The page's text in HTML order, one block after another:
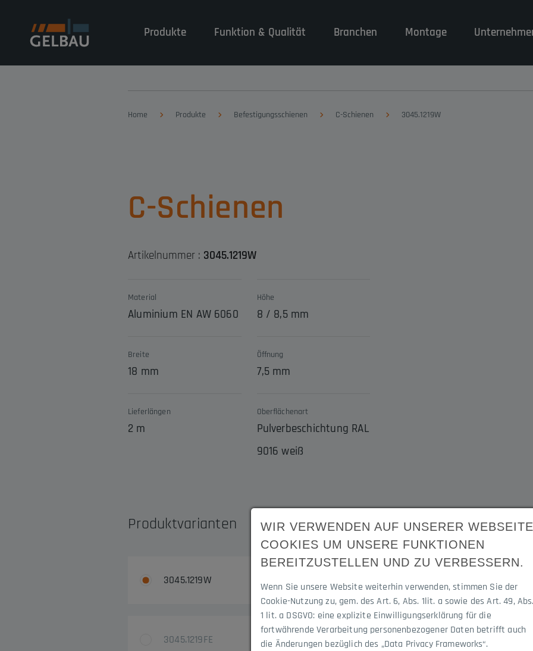
Produkte Funktion & Qualität Branchen Montage
Home Produkte Befestigungsschienen C-Schienen 3045.1219W
C-Schienen
Artikelnummer : 3045.1219W
Material
Aluminium EN AW 6060
Höhe
8 / 8,5 mm
Breite
18 mm
Öffnung
7,5 mm
Lieferlängen
2 m
Oberflächenart
Pulverbeschichtung RAL
9016 weiß
Produktvarianten
3045.1219W
3045.1219FE
WIR VERWENDEN AUF UNSERER WEBSEITE
COOKIES UM UNSERE FUNKTIONEN
BEREITZUSTELLEN UND ZU VERBESSERN.
Wenn Sie unsere Website weiterhin verwenden, stimmen Sie der
Cookie-Nutzung zu, gem. des Art. 6, Abs. 1lit. a sowie des Art. 49,
1 lit. a DSGVO: eine explizite Einwilligungserklärung für die
fortwährende Verarbeitung personenbezogener Daten betrifft auch
die Änderungen bezüglich des „Data Privacy Frameworks“.